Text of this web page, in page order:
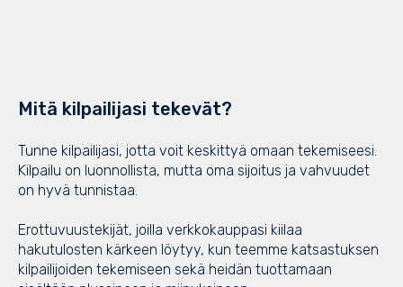
Mitä kilpailijasi tekevät?
Tunne kilpailijasi, jotta voit keskittyä omaan tekemiseesi.
Kilpailu on luonnollista, mutta oma sijoitus ja vahvuudet
on hyvä tunnistaa.
Erottuvuustekijät, joilla verkkokauppasi kiilaa
hakutulosten kärkeen löytyy, kun teemme katsastuksen
kilpailijoiden tekemiseen sekä heidän tuottamaan